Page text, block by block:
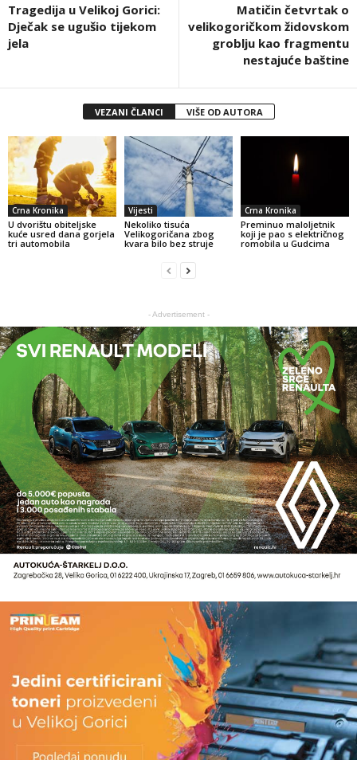
Tragedija u Velikoj Gorici:
Dječak se ugušio tijekom
jela
Matičin četvrtak o
velikogoričkom židovskom
groblju kao fragmentu
nestajuće baštine
VEZANI ČLANCI VIŠE OD AUTORA
Crna Kronika
U dvorištu obiteljske
kuće usred dana gorjela
tri automobila
Vijesti
Nekoliko tisuća
Velikogoričana zbog
kvara bilo bez struje
Crna Kronika
Preminuo maloljetnik
koji je pao s električnog
romobila u Gudcima
- Advertisement -